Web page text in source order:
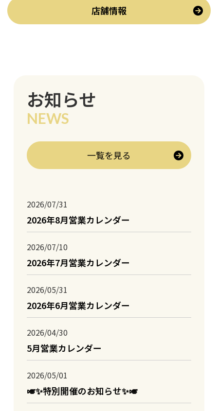
店舗情報
お知らせ
NEWS
一覧を見る
2026/07/31
2026年8月営業カレンダー
2026/07/10
2026年7月営業カレンダー
2026/05/31
2026年6月営業カレンダー
2026/04/30
5月営業カレンダー
2026/05/01
🎺✨特別開催のお知らせ✨🎺